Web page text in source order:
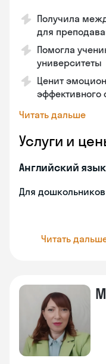
Получила
для
Помогла
университеты
Ценит
эффективного
Читать дальше
Услуги и
Английский язык
Для
Читать